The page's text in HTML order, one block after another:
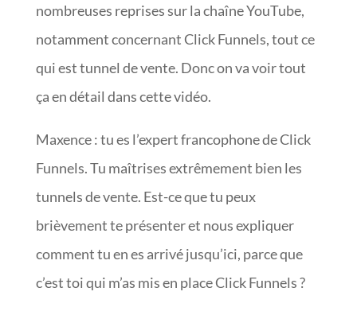
nombreuses reprises sur la chaîne YouTube,
notamment concernant Click Funnels, tout ce
qui est tunnel de vente. Donc on va voir tout
ça en détail dans cette vidéo.
Maxence : tu es l’expert francophone de Click
Funnels. Tu maîtrises extrêmement bien les
tunnels de vente. Est-ce que tu peux
brièvement te présenter et nous expliquer
comment tu en es arrivé jusqu’ici, parce que
c’est toi qui m’as mis en place Click Funnels ?